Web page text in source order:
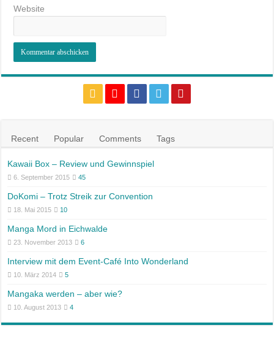
Website
Recent Popular Comments Tags
Kawaii Box – Review und Gewinnspiel
6. September 2015 45
DoKomi – Trotz Streik zur Convention
18. Mai 2015 10
Manga Mord in Eichwalde
23. November 2013 6
Interview mit dem Event-Café Into Wonderland
10. März 2014 5
Mangaka werden – aber wie?
10. August 2013 4